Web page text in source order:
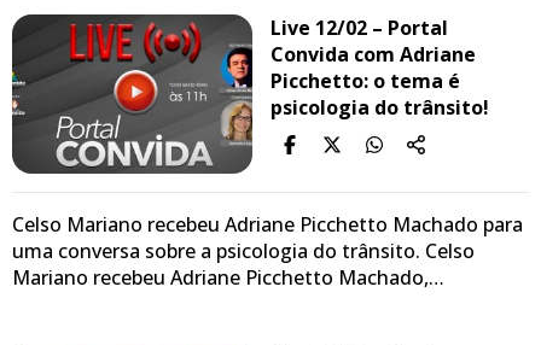
Live 12/02 – Portal
Convida com Adriane
Picchetto: o tema é
psicologia do trânsito!
Celso Mariano recebeu Adriane Picchetto Machado para
uma conversa sobre a psicologia do trânsito. Celso
Mariano recebeu Adriane Picchetto Machado,…